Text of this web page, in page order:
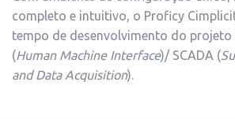
completo e intuitivo, o Proficy
tempo de desenvolvimento do projeto
(Human Machine Interface)/ SCADA (
and Data Acquisition).